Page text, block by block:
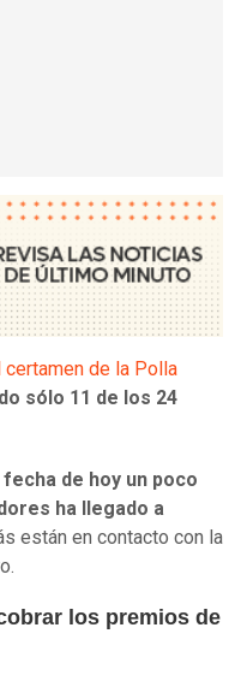
de la Polla
sólo 11 de los 24
fecha de hoy un poco
ha llegado a
están en contacto con la
los premios de